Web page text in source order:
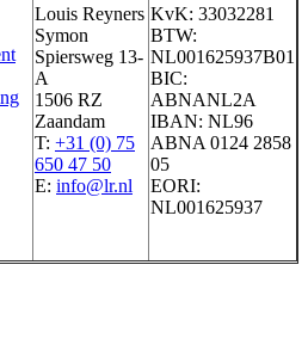
Louis Reyners
Symon
Spiersweg 13-
A
1506 RZ
Zaandam
T: +31 (0) 75
650 47 50
E: info@lr.nl
KvK: 33032281
BTW:
NL001625937B01
BIC:
ABNANL2A
IBAN: NL96
ABNA 0124 2858
05
EORI:
NL001625937